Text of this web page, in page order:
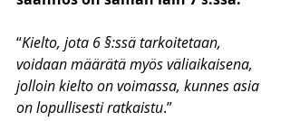
“Kielto, jota 6 §:ssä tarkoitetaan,
voidaan määrätä myös väliaikaisena,
jolloin kielto on voimassa, kunnes asia
on lopullisesti ratkaistu.”